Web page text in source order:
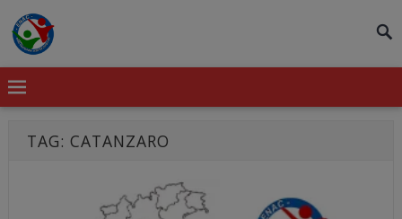
TAG: CATANZARO